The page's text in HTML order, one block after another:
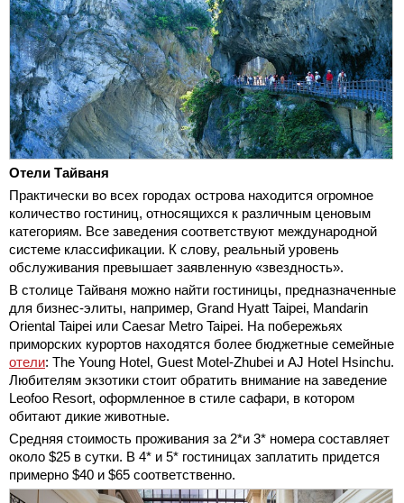
Отели Тайваня
Практически во всех городах острова находится огромное
количество гостиниц, относящихся к различным ценовым
категориям. Все заведения соответствуют международной
системе классификации. К слову, реальный уровень
обслуживания превышает заявленную «звездность».
В столице Тайваня можно найти гостиницы, предназначенные
для бизнес-элиты, например, Grand Hyatt Taipei, Mandarin
Oriental Taipei или Caesar Metro Taipei. На побережьях
приморских курортов находятся более бюджетные семейные
отели: The Young Hotel, Guest Motel-Zhubei и AJ Hotel Hsinchu.
Любителям экзотики стоит обратить внимание на заведение
Leofoo Resort, оформленное в стиле сафари, в котором
обитают дикие животные.
Средняя стоимость проживания за 2*и 3* номера составляет
около $25 в сутки. В 4* и 5* гостиницах заплатить придется
примерно $40 и $65 соответственно.